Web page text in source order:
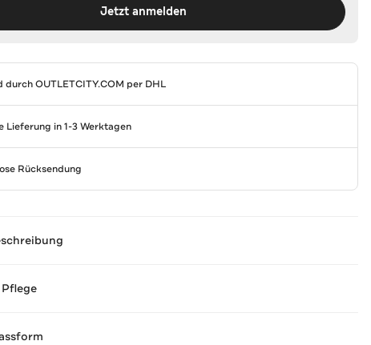
Jetzt anmelden
durchOUTLETCITY.COM per DHL
Lieferung in 1-3 Werktagen
Rücksendung